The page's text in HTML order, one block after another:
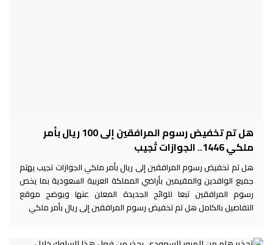
هل تم تخفيض رسوم المرافقين إلى 100 ريال بأمر
ملكي 1446.. الجوازات تُجيب
هل تم تخفيض رسوم المرافقين إلى ريال بأمر ملكي الجوازات تجيب يهتم
جميع الوافدين والمقيمين بأراضي المملكة العربية السعودية بما يخص
رسوم المرافقين تبعا للوائح الجديدة المعلن عنها ويوضح موقع
التفاصيل بالكامل هل تم تخفيض رسوم المرافقين إلى ريال بأمر ملكي